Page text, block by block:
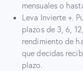
mensuales o
Leva Invierte +.
plazos de 3, 6,
rendimiento de
que decidas
plazo.